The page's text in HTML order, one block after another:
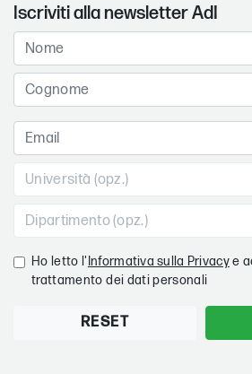
Iscriviti alla newsletter AdI
Ho letto l' Informativa sulla Privacye
trattamento dei dati personali
RESET